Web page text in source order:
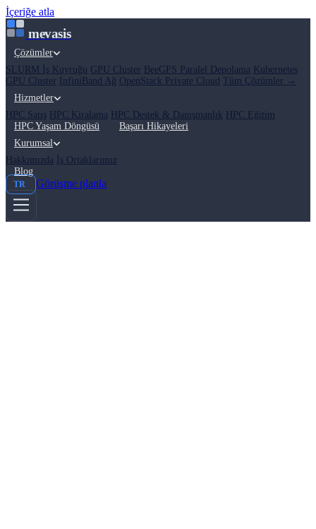
İçeriğe atla
mevasis
Çözümler
SLURM İş Kuyruğu GPU Cluster BeeGFS Paralel Depolama Kubernetes
GPU Cluster
InfiniBand Ağ OpenStack Private Cloud Tüm Çözümler →
Hizmetler
HPC Satış
HPC Kiralama HPC Destek & Danışmanlık
HPC Eğitim
HPC Yaşam Döngüsü
Başarı Hikayeleri
Kurumsal
Hakkımızda
İş Ortaklarımız
Blog
TR Görüşme planla